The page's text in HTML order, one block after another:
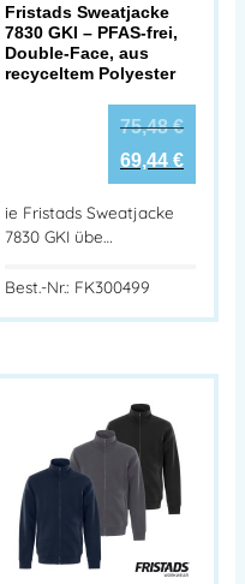
Fristads Sweatjacke
7830 GKI – PFAS-frei,
Double-Face, aus
recyceltem Polyester
75,48€
69,44 €
ie Fristads Sweatjacke
7830 GKI übe…
Best.-Nr.: FK300499